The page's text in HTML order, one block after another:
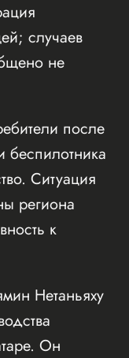
случаев
не
после
Ситуация
региона
к
Нетаньяху
Он